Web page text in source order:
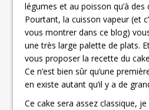
légumes et au poisson qu’à des
Pourtant, la cuisson vapeur (et
vous montrer dans ce blog)
une très large palette de plats.
vous proposer la recette du
Ce n’est bien sûr qu’une
en existe autant qu’il y a de
Ce cake sera assez classique,